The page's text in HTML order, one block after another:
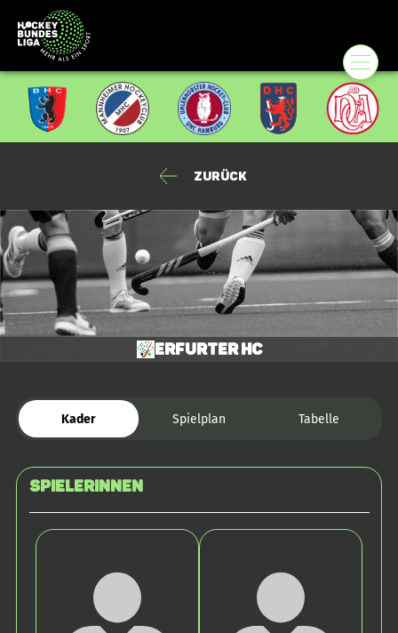
Zurück
Erfurter HC
Kader Spielplan Tabelle
SPIELERINNEN